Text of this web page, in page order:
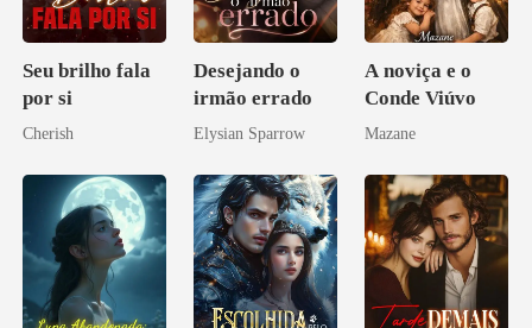
Seu brilho fala
por si
Cherish
Desejando o
irmão errado
Elysian Sparrow
A noviça e o
Conde Viúvo
Mazane